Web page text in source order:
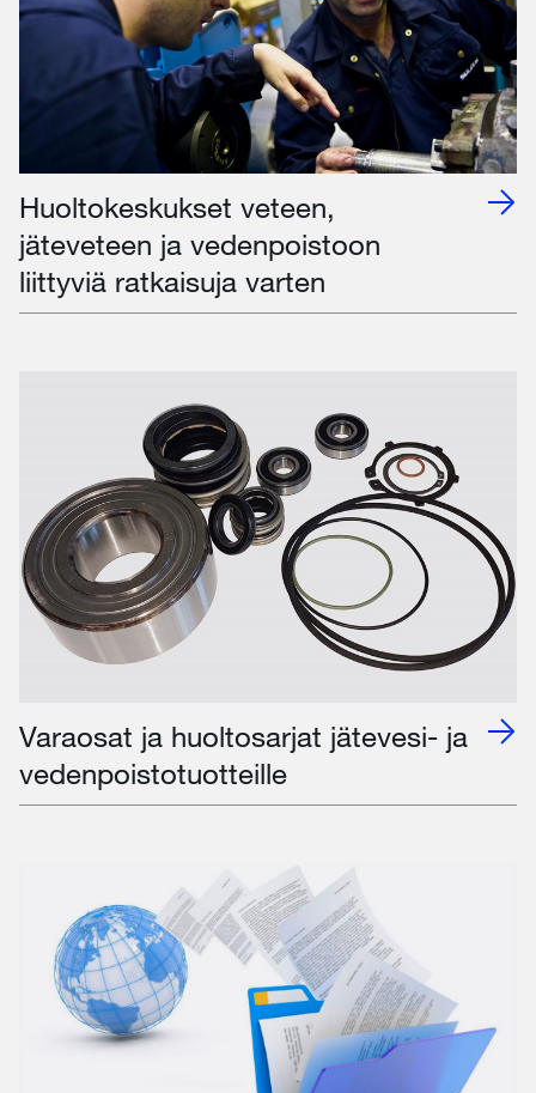
Huoltokeskukset veteen,
jäteveteen ja vedenpoistoon
liittyviä ratkaisuja varten
Varaosat ja huoltosarjat jätevesi- ja
vedenpoistotuotteille